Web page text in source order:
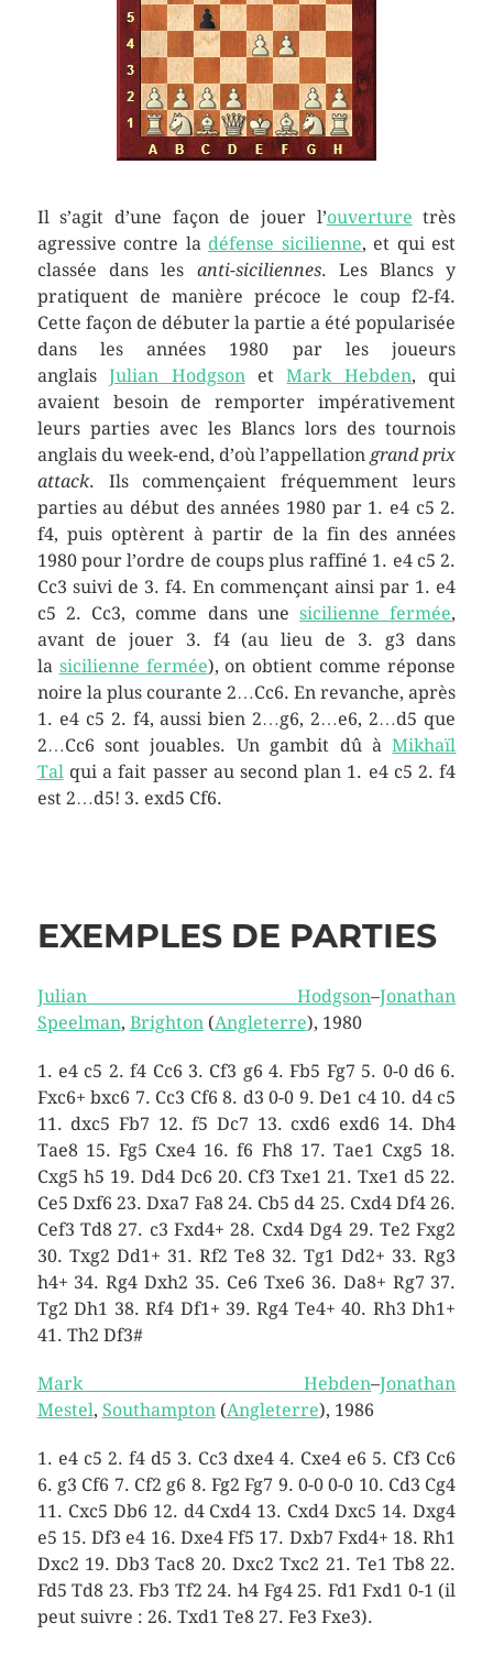
Il s’agit d’une façon de jouer l’ouverture très
agressive contre la défense sicilienne, et qui est
classée dans les anti-siciliennes. Les Blancs y
pratiquent de manière précoce le coup f2-f4.
Cette façon de débuter la partie a été popularisée
dans les années 1980 par les joueurs
anglaisJulian HodgsonetMark Hebden, qui
avaient besoin de remporter impérativement
leurs parties avec les Blancs lors des tournois
anglais du week-end, d’où l’appellation grand prix
attack. Ils commençaient fréquemment leurs
parties au début des années 1980 par 1. e4 c5 2.
f4, puis optèrent à partir de la fin des années
1980 pour l’ordre de coups plus raffiné 1. e4 c5 2.
Cc3 suivi de 3. f4. En commençant ainsi par 1. e4
c5 2. Cc3, comme dans unesicilienne fermée,
avant de jouer 3. f4 (au lieu de 3. g3 dans
la sicilienne fermée), on obtient comme réponse
noire la plus courante 2…Cc6. En revanche, après
1. e4 c5 2. f4, aussi bien 2…g6, 2…e6, 2…d5 que
2…Cc6 sont jouables. Un gambit dû àMikhaïl
Talqui a fait passer au second plan 1. e4 c5 2. f4
est 2…d5! 3. exd5 Cf6.
EXEMPLES DE PARTIES
Julian Hodgson–Jonathan
Speelman, Brighton(Angleterre), 1980
1. e4 c5 2. f4 Cc6 3. Cf3 g6 4. Fb5 Fg7 5. 0-0 d6 6.
Fxc6+ bxc6 7. Cc3 Cf6 8. d3 0-0 9. De1 c4 10. d4 c5
11. dxc5 Fb7 12. f5 Dc7 13. cxd6 exd6 14. Dh4
Tae8 15. Fg5 Cxe4 16. f6 Fh8 17. Tae1 Cxg5 18.
Cxg5 h5 19. Dd4 Dc6 20. Cf3 Txe1 21. Txe1 d5 22.
Ce5 Dxf6 23. Dxa7 Fa8 24. Cb5 d4 25. Cxd4 Df4 26.
Cef3 Td8 27. c3 Fxd4+ 28. Cxd4 Dg4 29. Te2 Fxg2
30. Txg2 Dd1+ 31. Rf2 Te8 32. Tg1 Dd2+ 33. Rg3
h4+ 34. Rg4 Dxh2 35. Ce6 Txe6 36. Da8+ Rg7 37.
Tg2 Dh1 38. Rf4 Df1+ 39. Rg4 Te4+ 40. Rh3 Dh1+
41. Th2 Df3#
Mark Hebden–Jonathan
Mestel, Southampton(Angleterre), 1986
1. e4 c5 2. f4 d5 3. Cc3 dxe4 4. Cxe4 e6 5. Cf3 Cc6
6. g3 Cf6 7. Cf2 g6 8. Fg2 Fg7 9. 0-0 0-0 10. Cd3 Cg4
11. Cxc5 Db6 12. d4 Cxd4 13. Cxd4 Dxc5 14. Dxg4
e5 15. Df3 e4 16. Dxe4 Ff5 17. Dxb7 Fxd4+ 18. Rh1
Dxc2 19. Db3 Tac8 20. Dxc2 Txc2 21. Te1 Tb8 22.
Fd5 Td8 23. Fb3 Tf2 24. h4 Fg4 25. Fd1 Fxd1 0-1 (il
peut suivre : 26. Txd1 Te8 27. Fe3 Fxe3).